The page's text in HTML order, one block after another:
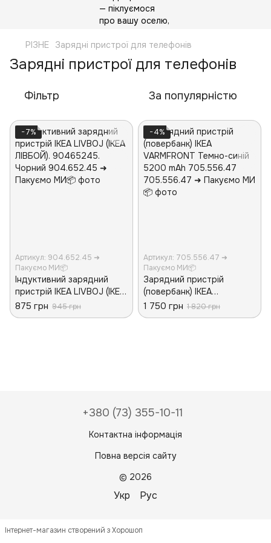
РІЗНЕ Зарядні пристрої для телефонів
Зарядні пристрої для телефонів
Фільтр За популярністю
−7%
Артикул: 904.652.45 ➜
Пакуємо МИ📦
Індуктивний зарядний
пристрій IKEA LIVBOJ (ІКЕА
ЛІВБОЙ). 90465245.
Чорний
875 грн 945 грн
−4%
Артикул: 705.556.47 ➜
Пакуємо МИ📦
Зарядний пристрій
(повербанк) IKEA
VARMFRONT Темно-синій
5200 mAh 705.556.47
1 750 грн 1 820 грн
+380 (73) 355-10-11
Контактна інформація
Повна версія сайту
© 2026
Укр Рус
Інтернет-магазин створений з Хорошоп